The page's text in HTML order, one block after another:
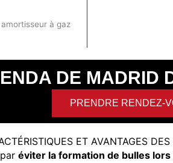
à gaz
DE MADRID
PRENDRE RENDEZ-
ET AVANTAGES
éviter la formation de bulles